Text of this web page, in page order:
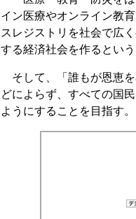
イン医療やオンライン教
スレジストリを社会で広
する経済社会を作るという
そして、「誰もが恩恵
どによらず、すべての国
ようにすることを目指す。